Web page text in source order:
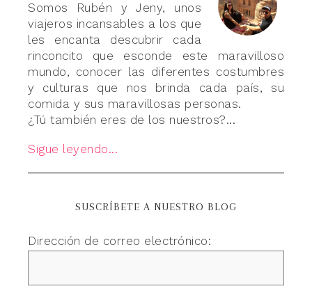
Somos Rubén y Jeny, unos
viajeros incansables a los que
les encanta descubrir cada
rinconcito que esconde este maravilloso
mundo, conocer las diferentes costumbres
y culturas que nos brinda cada país, su
comida y sus maravillosas personas.
¿Tú también eres de los nuestros?...
Sigue leyendo...
SUSCRÍBETE A NUESTRO BLOG
Dirección de correo electrónico: